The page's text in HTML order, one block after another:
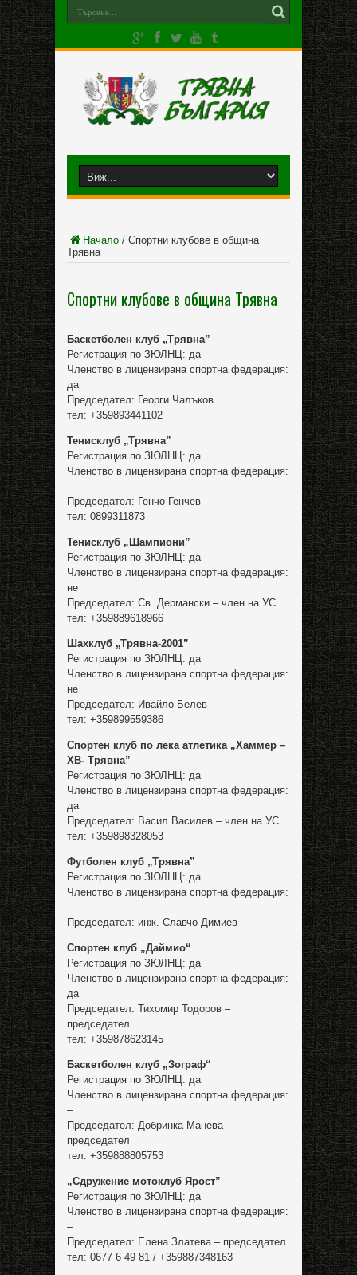
Начало / Спортни клубове в община
Трявна
Спортни клубове в община Трявна
Баскетболен клуб „Трявна”
Регистрация по ЗЮЛНЦ: да
Членство в лицензирана спортна федерация:
да
Председател: Георги Чалъков
тел: +359893441102
Тенисклуб „Трявна”
Регистрация по ЗЮЛНЦ: да
Членство в лицензирана спортна федерация:
–
Председател: Генчо Генчев
тел: 0899311873
Тенисклуб „Шампиони”
Регистрация по ЗЮЛНЦ: да
Членство в лицензирана спортна федерация:
не
Председател: Св. Дермански – член на УС
тел: +359889618966
Шахклуб „Трявна-2001”
Регистрация по ЗЮЛНЦ: да
Членство в лицензирана спортна федерация:
не
Председател: Ивайло Белев
тел: +359899559386
Спортен клуб по лека атлетика „Хаммер –
ХВ- Трявна”
Регистрация по ЗЮЛНЦ: да
Членство в лицензирана спортна федерация:
да
Председател: Васил Василев – член на УС
тел: +359898328053
Футболен клуб „Трявна”
Регистрация по ЗЮЛНЦ: да
Членство в лицензирана спортна федерация:
–
Председател: инж. Славчо Димиев
Спортен клуб „Даймио“
Регистрация по ЗЮЛНЦ: да
Членство в лицензирана спортна федерация:
да
Председател: Тихомир Тодоров –
председател
тел: +359878623145
Баскетболен клуб „Зограф“
Регистрация по ЗЮЛНЦ: да
Членство в лицензирана спортна федерация:
–
Председател: Добринка Манева –
председател
тел: +359888805753
„Сдружение мотоклуб Ярост”
Регистрация по ЗЮЛНЦ: да
Членство в лицензирана спортна федерация:
–
Председател: Елена Златева – председател
тел: 0677 6 49 81 / +359887348163